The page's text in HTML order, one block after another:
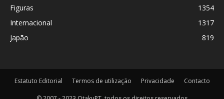
Figuras
1354
Internacional
1317
Japão
819
Estatuto Editorial Termos de utilização Privacidade Contacto